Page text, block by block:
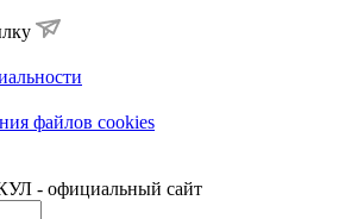
файлов cookies
- официальный сайт